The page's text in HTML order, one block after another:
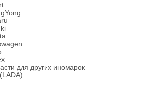
для других иномарок